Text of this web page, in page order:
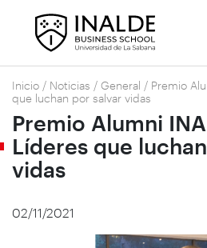
Inicio / Noticias / General / Premio
que luchan por salvar vidas
Premio Alumni
Líderes que
vidas
02/11/2021